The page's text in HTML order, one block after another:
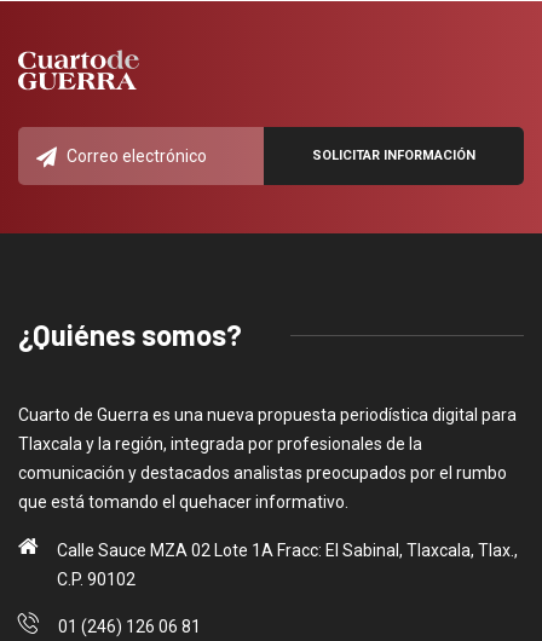
¿Quiénes somos?
Cuarto de Guerra es una nueva propuesta periodística digital para
Tlaxcala y la región, integrada por profesionales de la
comunicación y destacados analistas preocupados por el rumbo
que está tomando el quehacer informativo.
Calle Sauce MZA 02 Lote 1A Fracc: El Sabinal, Tlaxcala, Tlax.,
C.P. 90102
01 (246) 126 06 81